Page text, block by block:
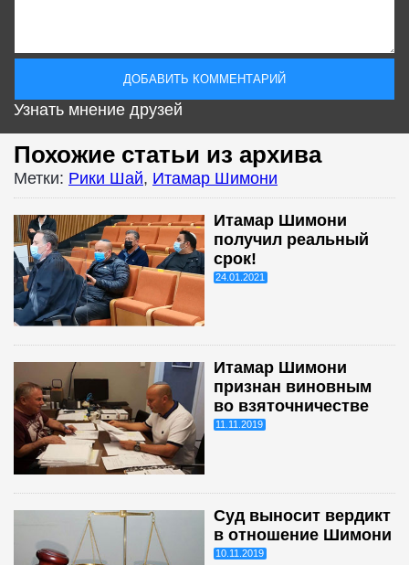
Узнать мнение друзей
Похожие статьи из архива
Метки: Рики Шай, Итамар Шимони
Итамар Шимони
получил реальный
срок!
24.01.2021
Итамар Шимони
признан виновным
во взяточничестве
11.11.2019
Суд выносит вердикт
в отношение Шимони
10.11.2019